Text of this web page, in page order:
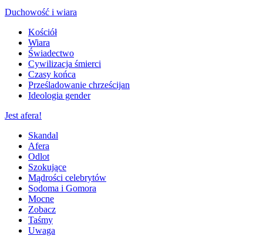
Duchowość i wiara
Kościół
Wiara
Świadectwo
Cywilizacja śmierci
Czasy końca
Prześladowanie chrześcijan
Ideologia gender
Jest afera!
Skandal
Afera
Odlot
Szokujące
Mądrości celebrytów
Sodoma i Gomora
Mocne
Zobacz
Taśmy
Uwaga